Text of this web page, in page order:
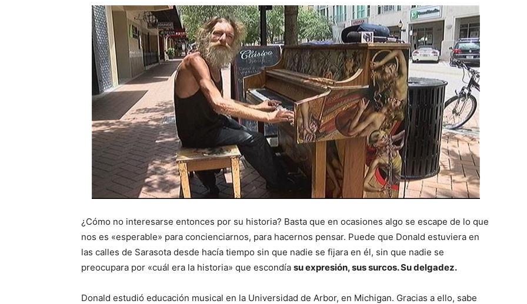
¿Cómo no interesarse entonces por su historia? Basta que en ocasiones algo se escape de lo que
nos es «esperable» para concienciarnos, para hacernos pensar. Puede que Donald estuviera en
las calles de Sarasota desde hacía tiempo sin que nadie se fijara en él, sin que nadie se
preocupara por «cuál era la historia» que escondía su expresión, sus surcos. Su delgadez.
Donald estudió educación musical en la Universidad de Arbor, en Michigan. Gracias a ello, sabe